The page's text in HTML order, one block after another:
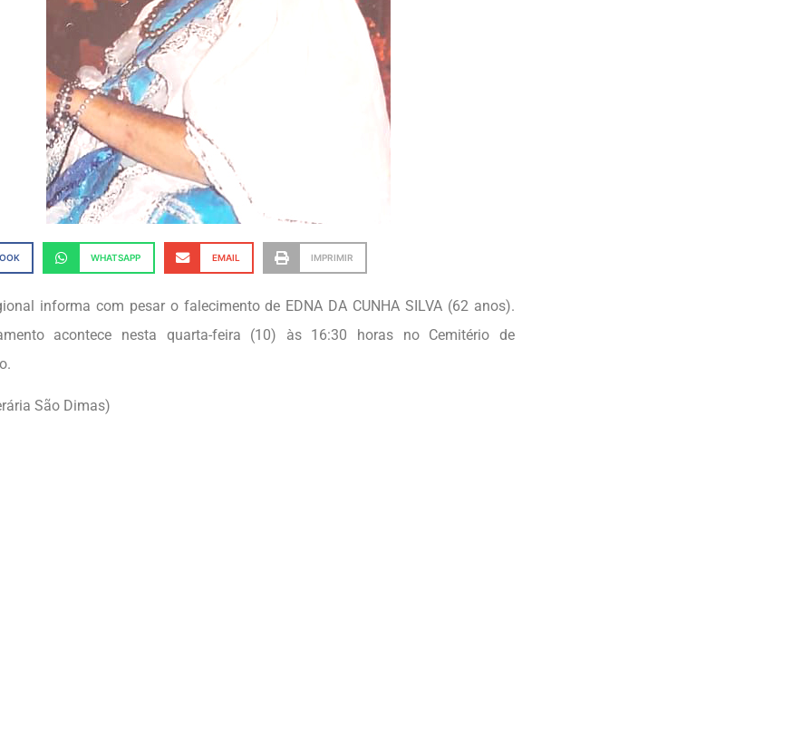
WHATSAPP EMAIL IMPRIMIR
informa com pesar o falecimento de EDNA DA CUNHA SILVA (62 anos).
acontece nesta quarta-feira (10) às 16:30 horas no Cemitério de
São Dimas)